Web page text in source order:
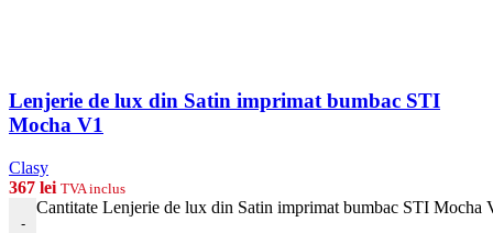
Lenjerie de lux din Satin imprimat bumbac STI
Mocha V1
Clasy
367 lei TVA inclus
-
Cantitate Lenjerie de lux din Satin imprimat bumbac STI Mocha